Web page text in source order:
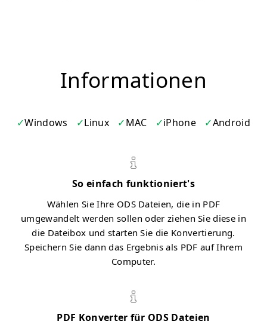
Informationen
Windows Linux MAC iPhone Android
So einfach funktioniert's
Wählen Sie Ihre ODS Dateien, die in PDF
umgewandelt werden sollen oder ziehen Sie diese in
die Dateibox und starten Sie die Konvertierung.
Speichern Sie dann das Ergebnis als PDF auf Ihrem
Computer.
PDF Konverter für ODS Dateien